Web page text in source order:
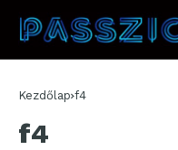
Kezdőlap f4
f4